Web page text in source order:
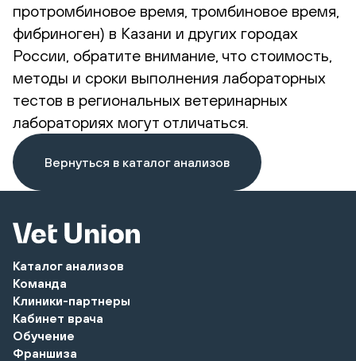
протромбиновое время, тромбиновое время,
фибриноген) в Казани и других городах
России, обратите внимание, что стоимость,
методы и сроки выполнения лабораторных
тестов в региональных ветеринарных
лабораториях могут отличаться.
Вернуться в каталог анализов
Каталог анализов
Команда
Клиники-партнеры
Кабинет врача
Обучение
Франшиза